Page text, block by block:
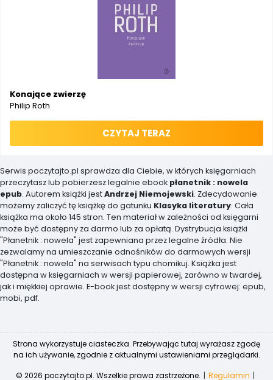
Konające zwierzę
Philip Roth
CZYTAJ TERAZ
Serwis poczytajto.pl sprawdza dla Ciebie, w których księgarniach
przeczytasz lub pobierzesz legalnie ebook płanetnik : nowela
epub. Autorem książki jestAndrzej Niemojewski. Zdecydowanie
możemy zaliczyć tę książkę do gatunku Klasyka literatury. Cała
książka ma około 145 stron. Ten materiał w zależności od księgarni
może być dostępny za darmo lub za opłatą. Dystrybucja książki
"Płanetnik : nowela" jest zapewniana przez legalne źródła. Nie
zezwalamy na umieszczanie odnośników do darmowych wersji
"Płanetnik : nowela" na serwisach typu chomikuj. Książka jest
dostępna w księgarniach w wersji papierowej, zarówno w twardej,
jak i miękkiej oprawie. E-book jest dostępny w wersji cyfrowej: epub,
mobi, pdf.
Strona wykorzystuje ciasteczka. Przebywając tutaj wyrażasz zgodę
na ich używanie, zgodnie z aktualnymi ustawieniami przeglądarki.
© 2026 poczytajto.pl. Wszelkie prawa zastrzeżone.
Regulamin